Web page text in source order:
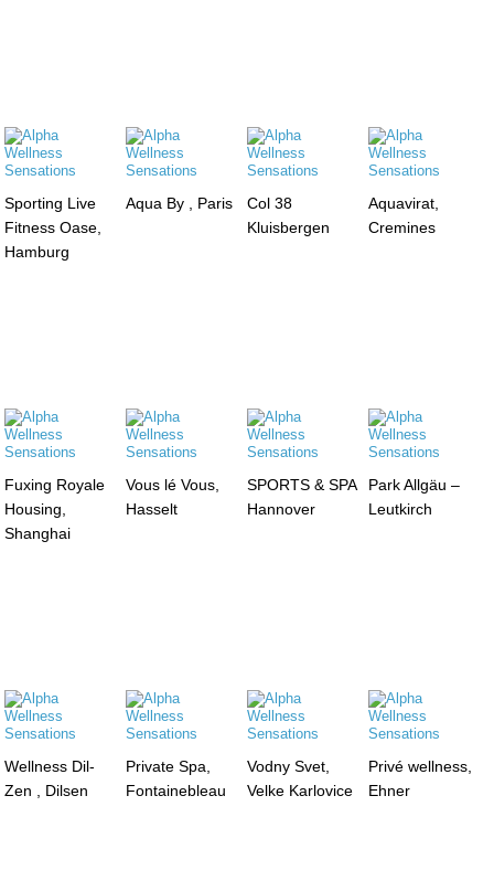
Sporting Live
Fitness Oase,
Hamburg
Aqua By , Paris
Col 38
Kluisbergen
Aquavirat,
Cremines
Fuxing Royale
Housing,
Shanghai
Vous lé Vous,
Hasselt
SPORTS & SPA
Hannover
Park Allgäu –
Leutkirch
Wellness Dil-
Zen , Dilsen
Private Spa,
Fontainebleau
Vodny Svet,
Velke Karlovice
Privé wellness,
Ehner